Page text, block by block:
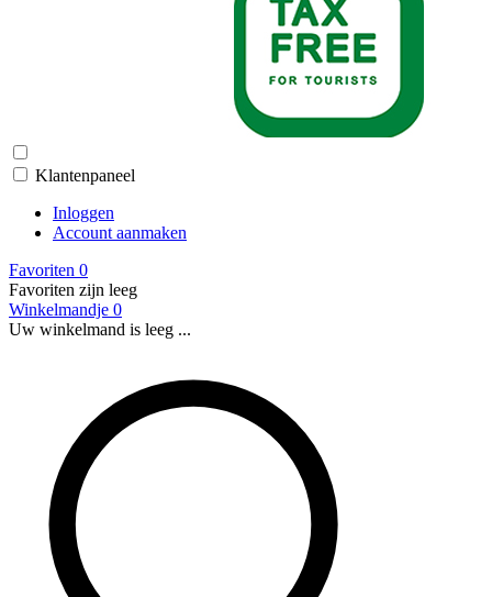
Klantenpaneel
Inloggen
Account aanmaken
Favoriten 0
Favoriten zijn leeg
Winkelmandje 0
Uw winkelmand is leeg ...